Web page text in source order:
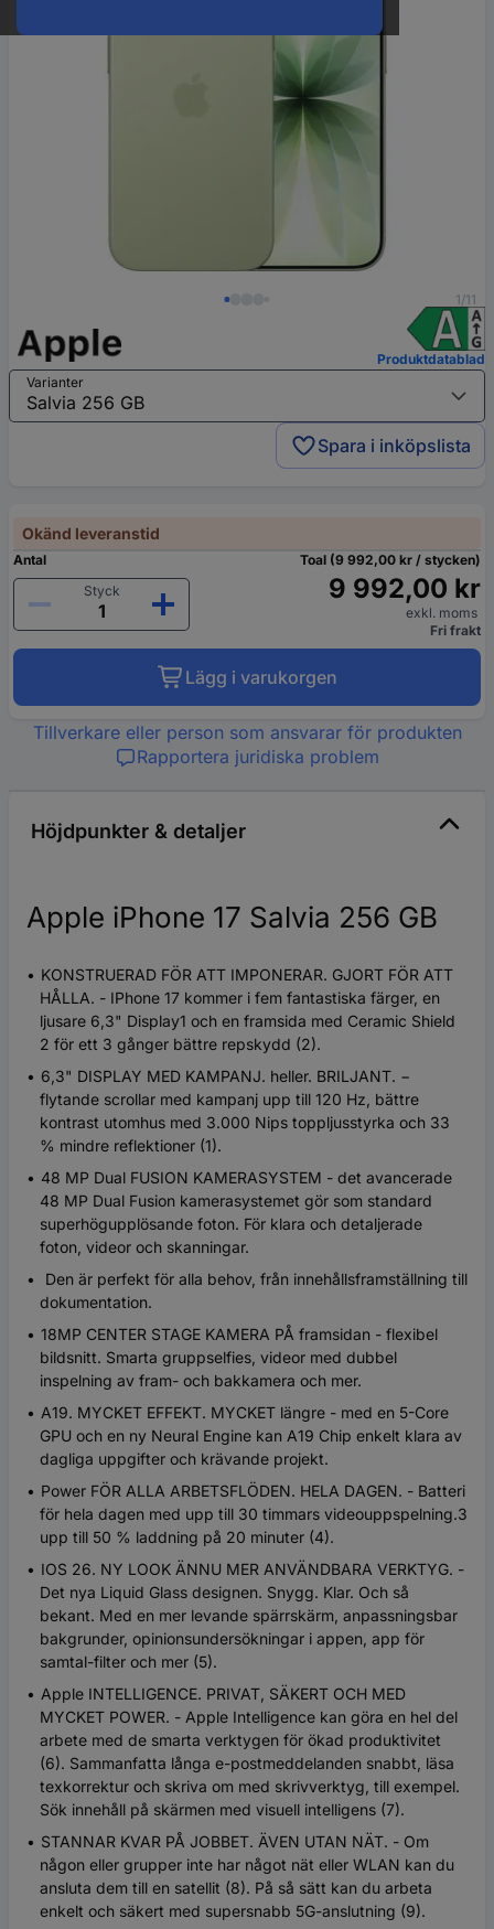
1/11
Produktdatablad
Varianter
Spara i inköpslista
Okänd leveranstid
Antal
Styck
Toal (9 992,00 kr / stycken)
9 992,00 kr
exkl. moms
Fri frakt
Lägg i varukorgen
Tillverkare eller person som ansvarar för produkten
Rapportera juridiska problem
Höjdpunkter & detaljer
Apple iPhone 17 Salvia 256 GB
KONSTRUERAD FÖR ATT IMPONERAR. GJORT FÖR ATT
HÅLLA. - IPhone 17 kommer i fem fantastiska färger, en
ljusare 6,3" Display1 och en framsida med Ceramic Shield
2 för ett 3 gånger bättre repskydd (2).
6,3" DISPLAY MED KAMPANJ. heller. BRILJANT. −
flytande scrollar med kampanj upp till 120 Hz, bättre
kontrast utomhus med 3.000 Nips toppljusstyrka och 33
% mindre reflektioner (1).
48 MP Dual FUSION KAMERASYSTEM - det avancerade
48 MP Dual Fusion kamerasystemet gör som standard
superhögupplösande foton. För klara och detaljerade
foton, videor och skanningar.
Den är perfekt för alla behov, från innehållsframställning till
dokumentation.
18MP CENTER STAGE KAMERA PÅ framsidan - flexibel
bildsnitt. Smarta gruppselfies, videor med dubbel
inspelning av fram- och bakkamera och mer.
A19. MYCKET EFFEKT. MYCKET längre - med en 5-Core
GPU och en ny Neural Engine kan A19 Chip enkelt klara av
dagliga uppgifter och krävande projekt.
Power FÖR ALLA ARBETSFLÖDEN. HELA DAGEN. - Batteri
för hela dagen med upp till 30 timmars videouppspelning.3
upp till 50 % laddning på 20 minuter (4).
IOS 26. NY LOOK ÄNNU MER ANVÄNDBARA VERKTYG. -
Det nya Liquid Glass designen. Snygg. Klar. Och så
bekant. Med en mer levande spärrskärm, anpassningsbar
bakgrunder, opinionsundersökningar i appen, app för
samtal-filter och mer (5).
Apple INTELLIGENCE. PRIVAT, SÄKERT OCH MED
MYCKET POWER. - Apple Intelligence kan göra en hel del
arbete med de smarta verktygen för ökad produktivitet
(6). Sammanfatta långa e-postmeddelanden snabbt, läsa
texkorrektur och skriva om med skrivverktyg, till exempel.
Sök innehåll på skärmen med visuell intelligens (7).
STANNAR KVAR PÅ JOBBET. ÄVEN UTAN NÄT. - Om
någon eller grupper inte har något nät eller WLAN kan du
ansluta dem till en satellit (8). På så sätt kan du arbeta
enkelt och säkert med supersnabb 5G-anslutning (9).